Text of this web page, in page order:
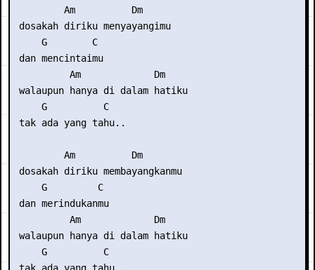
         Am          Dm
dosakah diriku menyayangimu
     G        C
dan mencintaimu
          Am             Dm
walaupun hanya di dalam hatiku
     G          C
tak ada yang tahu..
         Am          Dm
dosakah diriku membayangkanmu
     G         C
dan merindukanmu
          Am             Dm
walaupun hanya di dalam hatiku
     G          C